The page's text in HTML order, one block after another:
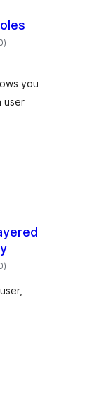
個
の)
you
user
個
の
価
)